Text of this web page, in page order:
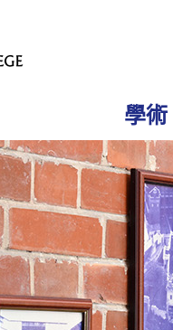
學術